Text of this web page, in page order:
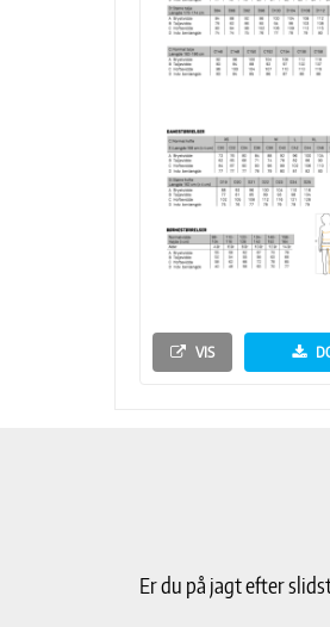
VIS
Er du på jagt efter